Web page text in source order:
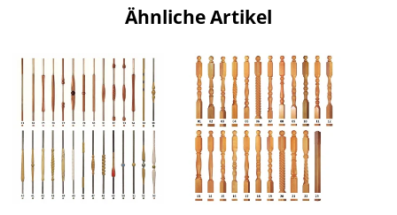
unbehandelt
Ähnliche Artikel